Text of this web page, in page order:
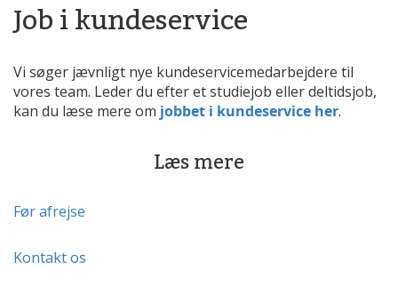
Job i kundeservice
Vi søger jævnligt nye kundeservicemedarbejdere til
vores team. Leder du efter et studiejob eller deltidsjob,
kan du læse mere om jobbet i kundeservice her.
Læs mere
Før afrejse
Kontakt os